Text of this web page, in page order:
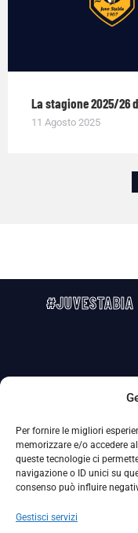
Per fornire le migliori
memorizzare e/o accedere
queste tecnologie ci
navigazione o ID unici su
consenso può influire
Gestisci servizi
La stagione 2025/26
11 Agosto 2025
#JUVESTABIA
La Società ha nominato il Responsabile della
adottate dalla